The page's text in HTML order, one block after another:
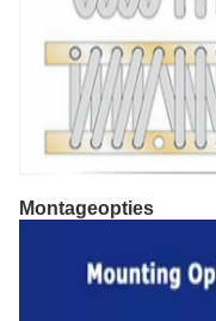
Montageopties